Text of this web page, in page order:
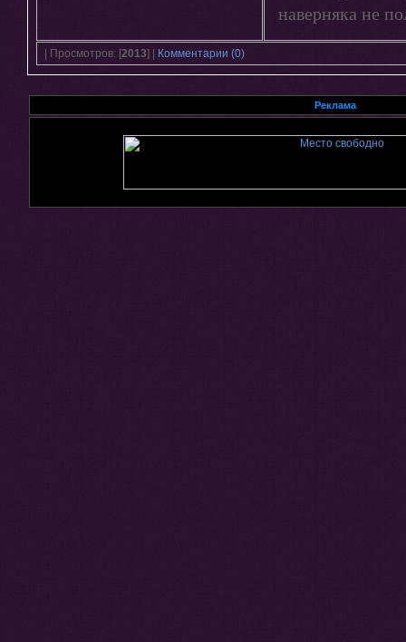
наверняка не
| Просмотров: [2013] | Комментарии (0)
Реклама